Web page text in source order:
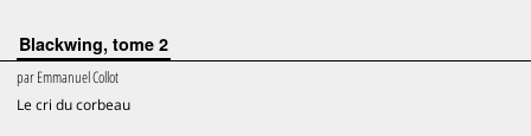
Blackwing, tome 2
parEmmanuel Collot
Le cri du corbeau